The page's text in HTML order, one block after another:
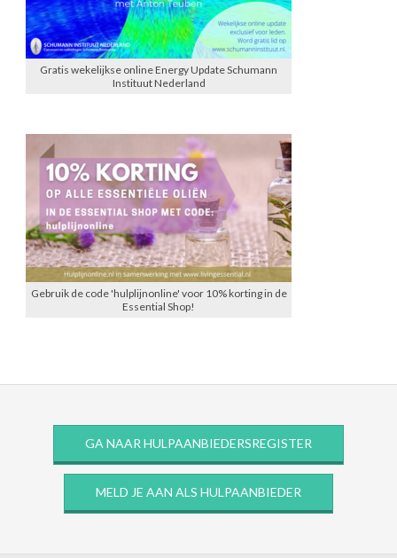
Gratis wekelijkse online Energy Update Schumann
Instituut Nederland
Gebruik de code 'hulplijnonline' voor 10% korting in de
Essential Shop!
GA NAAR HULPAANBIEDERSREGISTER
MELD JE AAN ALS HULPAANBIEDER